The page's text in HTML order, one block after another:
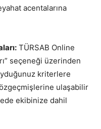
acentalarına
TÜRSAB Online
seçeneği üzerinden
kriterlere
ulaşabilir
ekibinize dahil